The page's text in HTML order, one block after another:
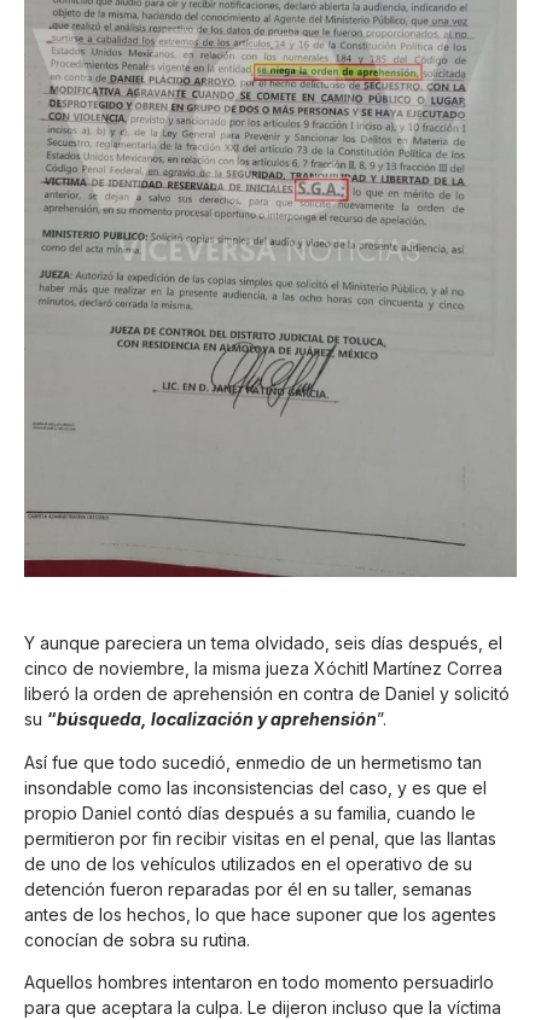
Y aunque pareciera un tema olvidado, seis días después, el
cinco de noviembre, la misma jueza Xóchitl Martínez Correa
liberó la orden de aprehensión en contra de Daniel y solicitó
su “búsqueda, localización y aprehensión”.
Así fue que todo sucedió, enmedio de un hermetismo tan
insondable como las inconsistencias del caso, y es que el
propio Daniel contó días después a su familia, cuando le
permitieron por fin recibir visitas en el penal, que las llantas
de uno de los vehículos utilizados en el operativo de su
detención fueron reparadas por él en su taller, semanas
antes de los hechos, lo que hace suponer que los agentes
conocían de sobra su rutina.
Aquellos hombres intentaron en todo momento persuadirlo
para que aceptara la culpa. Le dijeron incluso que la víctima